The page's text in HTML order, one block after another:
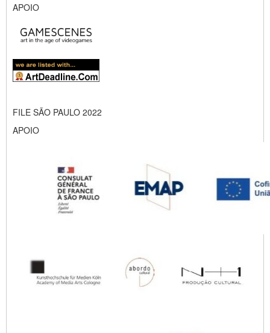
APOIO
FILE SÃO PAULO 2022
APOIO